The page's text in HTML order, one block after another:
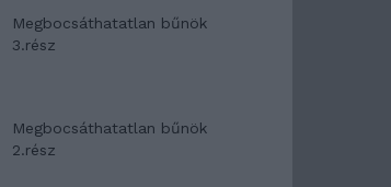
Megbocsáthatatlan bűnök
3.rész
Megbocsáthatatlan bűnök
2.rész